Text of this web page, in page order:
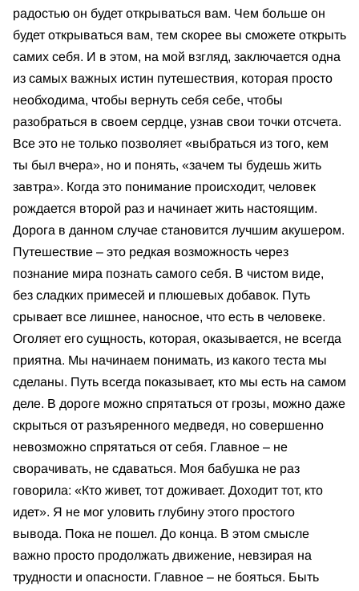
радостью он будет открываться вам. Чем больше он
будет открываться вам, тем скорее вы сможете открыть
самих себя. И в этом, на мой взгляд, заключается одна
из самых важных истин путешествия, которая просто
необходима, чтобы вернуть себя себе, чтобы
разобраться в своем сердце, узнав свои точки отсчета.
Все это не только позволяет «выбраться из того, кем
ты был вчера», но и понять, «зачем ты будешь жить
завтра». Когда это понимание происходит, человек
рождается второй раз и начинает жить настоящим.
Дорога в данном случае становится лучшим акушером.
Путешествие – это редкая возможность через
познание мира познать самого себя. В чистом виде,
без сладких примесей и плюшевых добавок. Путь
срывает все лишнее, наносное, что есть в человеке.
Оголяет его сущность, которая, оказывается, не всегда
приятна. Мы начинаем понимать, из какого теста мы
сделаны. Путь всегда показывает, кто мы есть на самом
деле. В дороге можно спрятаться от грозы, можно даже
скрыться от разъяренного медведя, но совершенно
невозможно спрятаться от себя. Главное – не
сворачивать, не сдаваться. Моя бабушка не раз
говорила: «Кто живет, тот доживает. Доходит тот, кто
идет». Я не мог уловить глубину этого простого
вывода. Пока не пошел. До конца. В этом смысле
важно просто продолжать движение, невзирая на
трудности и опасности. Главное – не бояться. Быть